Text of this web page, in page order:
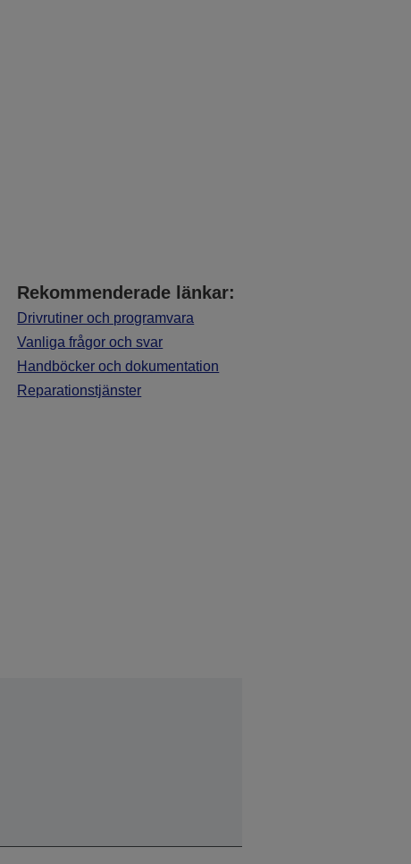
Rekommenderade länkar:
Drivrutiner och programvara
Vanliga frågor och svar
Handböcker och dokumentation
Reparationstjänster